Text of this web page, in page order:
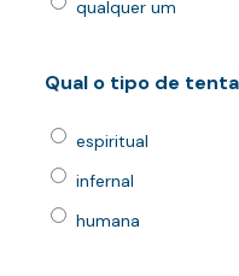
qualquer um
Qual o tipo de
espiritual
infernal
humana